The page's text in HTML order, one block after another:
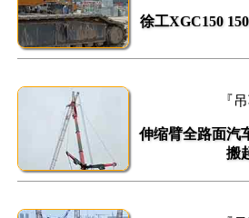
徐工XGC150
『
伸缩臂全路面汽
搬